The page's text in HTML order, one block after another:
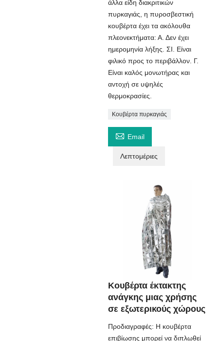
άλλα είδη διακριτικών
πυρκαγιάς, η πυροσβεστική
κουβέρτα έχει τα ακόλουθα
πλεονεκτήματα: Α. Δεν έχει
ημερομηνία λήξης. ΣΙ. Είναι
φιλικό προς το περιβάλλον. Γ.
Είναι καλός μονωτήρας και
αντοχή σε υψηλές
θερμοκρασίες.
Κουβέρτα πυρκαγιάς
 Email
Λεπτομέριες
Κουβέρτα έκτακτης
ανάγκης μιας χρήσης
σε εξωτερικούς χώρους
Προδιαγραφές: Η κουβέρτα
επιβίωσης μπορεί να διπλωθεί